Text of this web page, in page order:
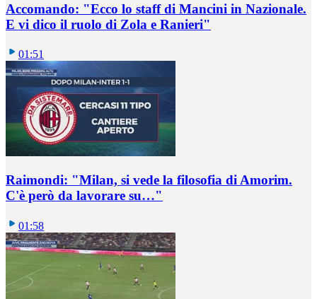
Accomando: "Ecco lo staff di Mancini in Nazionale.
E vi dico il ruolo di Zola e Ranieri"
01:51
Raimondi: "Milan, si vede la filosofia di Amorim.
C'è però da lavorare su…"
01:58